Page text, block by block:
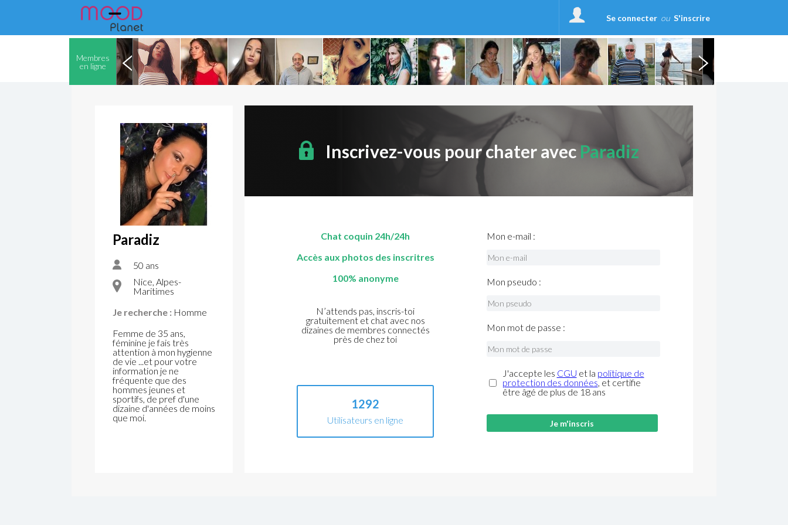
Se connecter ou S'inscrire
Membres
en ligne
Paradiz
50 ans
Nice, Alpes-
Maritimes
Je recherche : Homme
Femme de 35 ans,
féminine je fais très
attention à mon hygienne
de vie ...et pour votre
information je ne
fréquente que des
hommes jeunes et
sportifs, de pref d'une
dizaine d'années de moins
que moi.
Inscrivez-vous pour chater avec Paradiz
Chat coquin 24h/24h
Accès aux photos des inscritres
100% anonyme
N’attends pas, inscris-toi
gratuitement et chat avec nos
dizaines de membres connectés
près de chez toi
1292
Utilisateurs en ligne
Mon e-mail :
Mon pseudo :
Mon mot de passe :
J'accepte les CGU et la politique de
protection des données, et certifie
être âgé de plus de 18 ans